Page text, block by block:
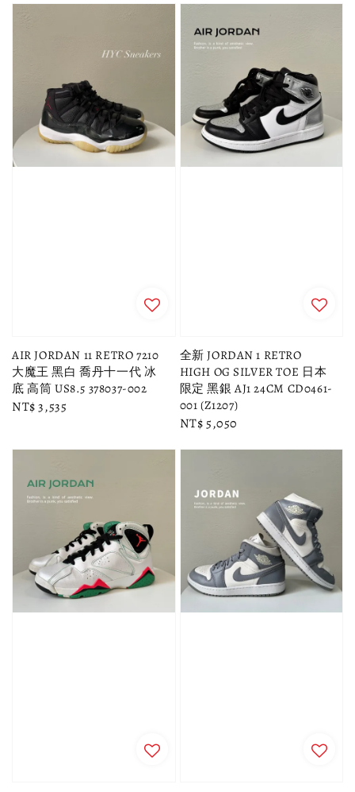
AIR JORDAN 11 RETRO 7210
大魔王 黑白 喬丹十一代 冰
底 高筒 US8.5 378037-002
Regular
NT$ 3,535
全新 JORDAN 1 RETRO
HIGH OG SILVER TOE 日本
限定 黑銀 AJ1 24CM CD0461-
001 (Z1207)
Regular
NT$ 5,050